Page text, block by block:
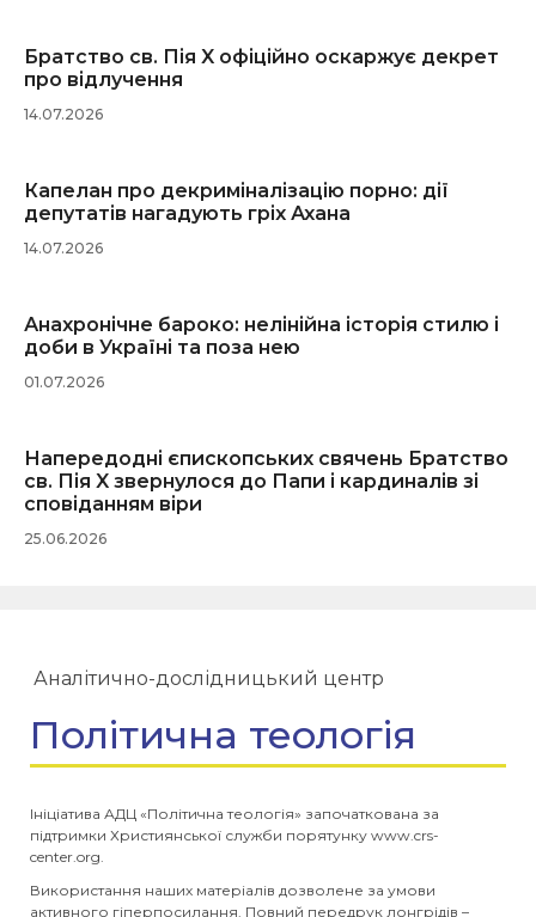
Братство св. Пія X офіційно оскаржує декрет
про відлучення
14.07.2026
Капелан про декриміналізацію порно: дії
депутатів нагадують гріх Ахана
14.07.2026
Анахронічне бароко: нелінійна історія стилю і
доби в Україні та поза нею
01.07.2026
Напередодні єпископських свячень Братство
св. Пія X звернулося до Папи і кардиналів зі
сповіданням віри
25.06.2026
Аналітично-дослідницький центр
Політична теологія
Ініціатива АДЦ «Політична теологія» започаткована за
підтримки Християнської служби порятунку www.crs-
center.org.
Використання наших матеріалів дозволене за умови
активного гіперпосилання. Повний передрук лонгрідів –